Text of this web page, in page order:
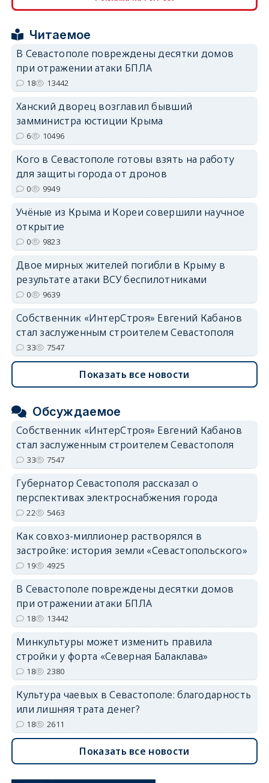
erid: 2SDnjdPjgYS
Читаемое
В Севастополе повреждены десятки домов
при отражении атаки БПЛА
18 13442
Ханский дворец возглавил бывший
замминистра юстиции Крыма
6 10496
Кого в Севастополе готовы взять на работу
для защиты города от дронов
0 9949
Учёные из Крыма и Кореи совершили научное
открытие
0 9823
Двое мирных жителей погибли в Крыму в
результате атаки ВСУ беспилотниками
0 9639
Собственник «ИнтерСтроя» Евгений Кабанов
стал заслуженным строителем Севастополя
33 7547
Показать все новости
Обсуждаемое
Собственник «ИнтерСтроя» Евгений Кабанов
стал заслуженным строителем Севастополя
33 7547
Губернатор Севастополя рассказал о
перспективах электроснабжения города
22 5463
Как совхоз-миллионер растворялся в
застройке: история земли «Севастопольского»
19 4925
В Севастополе повреждены десятки домов
при отражении атаки БПЛА
18 13442
Минкультуры может изменить правила
стройки у форта «Северная Балаклава»
18 2380
Культура чаевых в Севастополе: благодарность
или лишняя трата денег?
18 2611
Показать все новости